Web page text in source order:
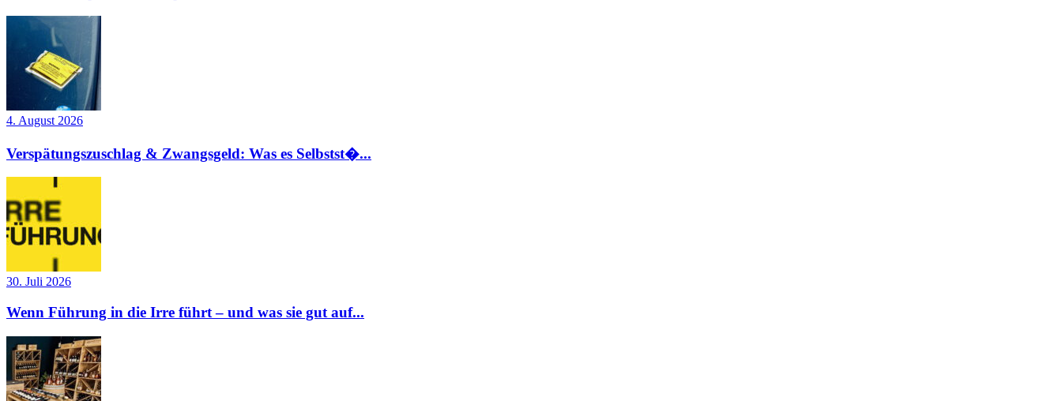
4. August 2026
Verspätungszuschlag & Zwangsgeld: Was es Selbstst�...
30. Juli 2026
Wenn Führung in die Irre führt – und was sie gut auf...